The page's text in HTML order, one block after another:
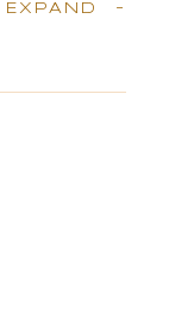
EXPAND -